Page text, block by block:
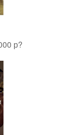
р?